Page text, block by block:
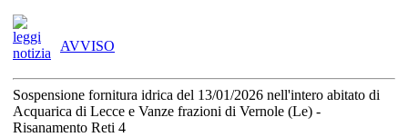
AVVISO
Sospensione fornitura idrica del 13/01/2026 nell'intero abitato di
Acquarica di Lecce e Vanze frazioni di Vernole (Le) -
Risanamento Reti 4